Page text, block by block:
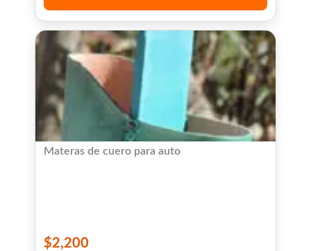
Materas de cuero para auto
$2,200